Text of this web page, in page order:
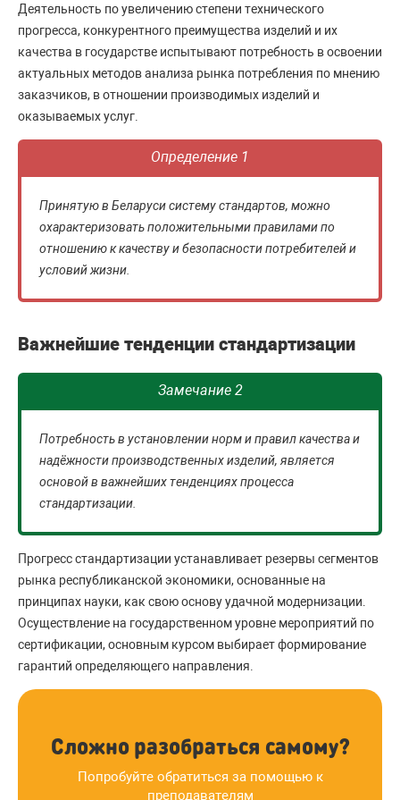
Деятельность по увеличению степени технического
прогресса, конкурентного преимущества изделий и их
качества в государстве испытывают потребность в освоении
актуальных методов анализа рынка потребления по мнению
заказчиков, в отношении производимых изделий и
оказываемых услуг.
Определение 1
Принятую в Беларуси систему стандартов, можно
охарактеризовать положительными правилами по
отношению к качеству и безопасности потребителей и
условий жизни.
Важнейшие тенденции стандартизации
Замечание 2
Потребность в установлении норм и правил качества и
надёжности производственных изделий, является
основой в важнейших тенденциях процесса
стандартизации.
Прогресс стандартизации устанавливает резервы сегментов
рынка республиканской экономики, основанные на
принципах науки, как свою основу удачной модернизации.
Осуществление на государственном уровне мероприятий по
сертификации, основным курсом выбирает формирование
гарантий определяющего направления.
Сложно разобраться самому?
Попробуйте обратиться за помощью к
преподавателям